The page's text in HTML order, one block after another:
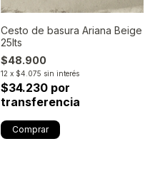
Cesto de basura Ariana Beige
25lts
$48.900
12 x $4.075 sin interés
$34.230 por
transferencia